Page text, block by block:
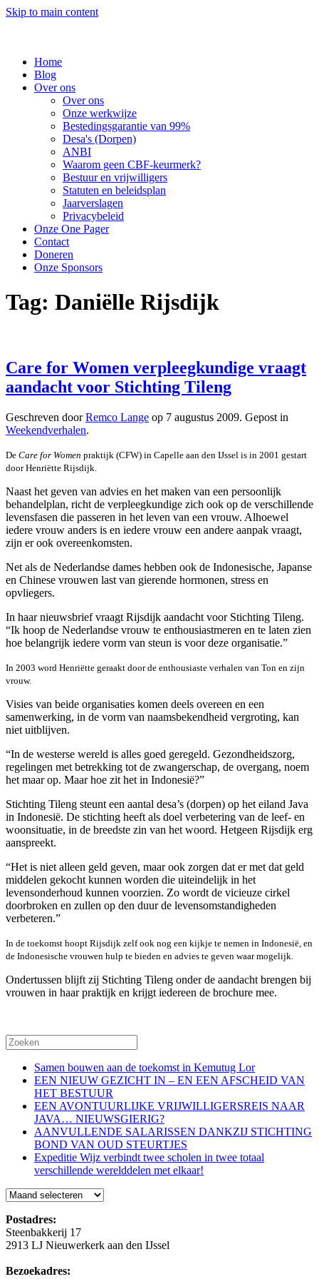
Skip to main content
Home
Blog
Over ons
Over ons
Onze werkwijze
Bestedingsgarantie van 99%
Desa's (Dorpen)
ANBI
Waarom geen CBF-keurmerk?
Bestuur en vrijwilligers
Statuten en beleidsplan
Jaarverslagen
Privacybeleid
Onze One Pager
Contact
Doneren
Onze Sponsors
Tag: Daniëlle Rijsdijk
Care for Women verpleegkundige vraagt
aandacht voor Stichting Tileng
Geschreven doorRemco Lange op 7 augustus 2009. Gepost in
Weekendverhalen.
De Care for Women praktijk (CFW) in Capelle aan den IJssel is in 2001 gestart
door Henriëtte Rijsdijk.
Naast het geven van advies en het maken van een persoonlijk
behandelplan, richt de verpleegkundige zich ook op de verschillende
levensfasen die passeren in het leven van een vrouw. Alhoewel
iedere vrouw anders is en iedere vrouw een andere aanpak vraagt,
zijn er ook overeenkomsten.
Net als de Nederlandse dames hebben ook de Indonesische, Japanse
en Chinese vrouwen last van gierende hormonen, stress en
opvliegers.
In haar nieuwsbrief vraagt Rijsdijk aandacht voor Stichting Tileng.
“Ik hoop de Nederlandse vrouw te enthousiastmeren en te laten zien
hoe belangrijk iedere vorm van steun is voor deze organisatie.”
In 2003 word Henriëtte geraakt door de enthousiaste verhalen van Ton en zijn
vrouw.
Visies van beide organisaties komen deels overeen en een
samenwerking, in de vorm van naamsbekendheid vergroting, kan
niet uitblijven.
“In de westerse wereld is alles goed geregeld. Gezondheidszorg,
regelingen met betrekking tot de zwangerschap, de overgang, noem
het maar op. Maar hoe zit het in Indonesië?”
Stichting Tileng steunt een aantal desa’s (dorpen) op het eiland Java
in Indonesië. De stichting heeft als doel verbetering van de leef- en
woonsituatie, in de breedste zin van het woord. Hetgeen Rijsdijk erg
aanspreekt.
“Het is niet alleen geld geven, maar ook zorgen dat er met dat geld
middelen gekocht kunnen worden die uiteindelijk in het
levensonderhoud kunnen voorzien. Zo wordt de vicieuze cirkel
doorbroken en zullen op den duur de levensomstandigheden
verbeteren.”
In de toekomst hoopt Rijsdijk zelf ook nog een kijkje te nemen in Indonesië, en
de Indonesische vrouwen hulp te bieden en advies te geven waar mogelijk.
Ondertussen blijft zij Stichting Tileng onder de aandacht brengen bij
vrouwen in haar praktijk en krijgt iedereen de brochure mee.
Samen bouwen aan de toekomst in Kemutug Lor
EEN NIEUW GEZICHT IN – EN EEN AFSCHEID VAN
HET BESTUUR
EEN AVONTUURLIJKE VRIJWILLIGERSREIS NAAR
JAVA… NIEUWSGIERIG?
AANVULLENDE SALARISSEN DANKZIJ STICHTING
BOND VAN OUD STEURTJES
Expeditie Wijz verbindt twee scholen in twee totaal
verschillende werelddelen met elkaar!
Blog
Postadres:
Steenbakkerij 17
2913 LJ Nieuwerkerk aan den IJssel
Bezoekadres: